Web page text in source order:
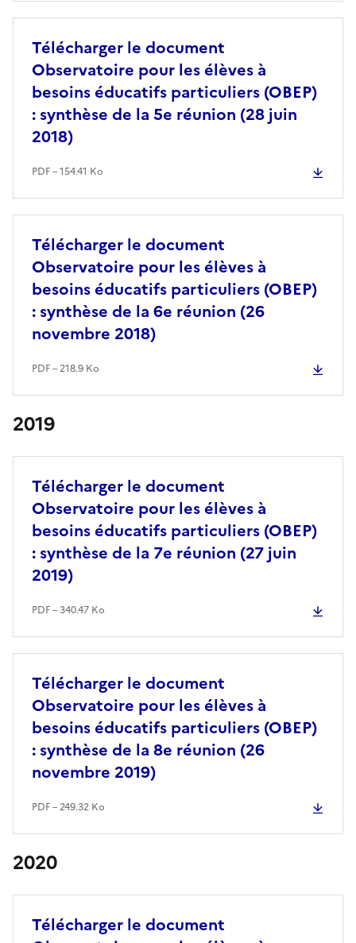
Télécharger le document
Observatoire pour les élèves à
besoins éducatifs particuliers (OBEP)
: synthèse de la 5e réunion (28 juin
2018)
PDF – 154.41 Ko
Télécharger le document
Observatoire pour les élèves à
besoins éducatifs particuliers (OBEP)
: synthèse de la 6e réunion (26
novembre 2018)
PDF – 218.9 Ko
2019
Télécharger le document
Observatoire pour les élèves à
besoins éducatifs particuliers (OBEP)
: synthèse de la 7e réunion (27 juin
2019)
PDF – 340.47 Ko
Télécharger le document
Observatoire pour les élèves à
besoins éducatifs particuliers (OBEP)
: synthèse de la 8e réunion (26
novembre 2019)
PDF – 249.32 Ko
2020
Télécharger le document